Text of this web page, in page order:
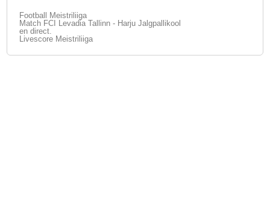
Football Meistriliiga
Match FCI Levadia Tallinn - Harju Jalgpallikool
en direct.
Livescore Meistriliiga